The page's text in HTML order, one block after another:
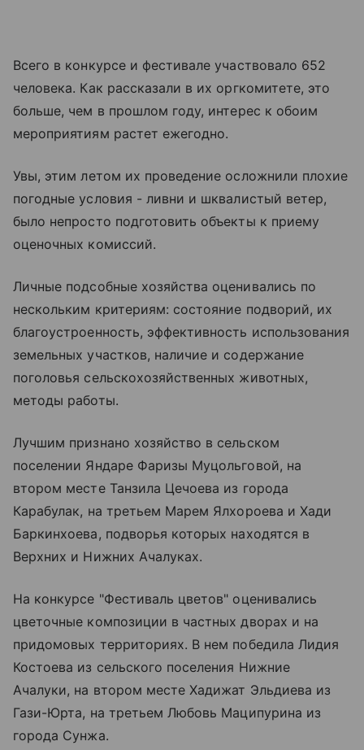
Всего в конкурсе и фестивале участвовало 652
человека. Как рассказали в их оргкомитете, это
больше, чем в прошлом году, интерес к обоим
мероприятиям растет ежегодно.
Увы, этим летом их проведение осложнили плохие
погодные условия - ливни и шквалистый ветер,
было непросто подготовить объекты к приему
оценочных комиссий.
Личные подсобные хозяйства оценивались по
нескольким критериям: состояние подворий, их
благоустроенность, эффективность использования
земельных участков, наличие и содержание
поголовья сельскохозяйственных животных,
методы работы.
Лучшим признано хозяйство в сельском
поселении Яндаре Фаризы Муцольговой, на
втором месте Танзила Цечоева из города
Карабулак, на третьем Марем Ялхороева и Хади
Баркинхоева, подворья которых находятся в
Верхних и Нижних Ачалуках.
На конкурсе "Фестиваль цветов" оценивались
цветочные композиции в частных дворах и на
придомовых территориях. В нем победила Лидия
Костоева из сельского поселения Нижние
Ачалуки, на втором месте Хадижат Эльдиева из
Гази-Юрта, на третьем Любовь Маципурина из
города Сунжа.